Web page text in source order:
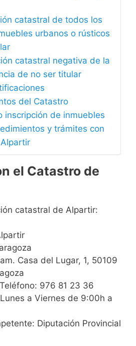
catastral de todos los
urbanos o rústicos
catastral negativa de la
de no ser titular
del Catastro
inscripción de inmuebles
y trámites con
el Catastro de
catastral de Alpartir:
Casa del Lugar, 1, 50109
976 81 23 36
a Viernes de 9:00h a
Diputación Provincial